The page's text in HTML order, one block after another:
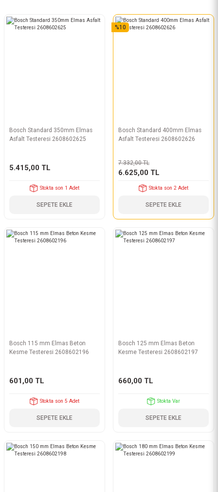
Bosch Standard 350mm Elmas
Asfalt Testeresi 2608602625
5.415,00 TL
Stokta son 1 Adet
SEPETE EKLE
%10
Bosch Standard 400mm Elmas
Asfalt Testeresi 2608602626
7.332,00 TL
6.625,00 TL
Stokta son 2 Adet
SEPETE EKLE
Bosch 115 mm Elmas Beton
Kesme Testeresi 2608602196
601,00 TL
Stokta son 5 Adet
SEPETE EKLE
Bosch 125 mm Elmas Beton
Kesme Testeresi 2608602197
660,00 TL
Stokta Var
SEPETE EKLE